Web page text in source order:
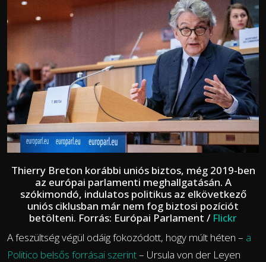
Thierry Breton korábbi uniós biztos, még 2019-ben
az európai parlamenti meghallgatásán. A
szókimondó, indulatos politikus az elkövetkező
uniós ciklusban már nem fog biztosi pozíciót
betölteni. Forrás: Európai Parlament / Flickr
A feszültség végül odáig fokozódott, hogy múlt héten – a
Politico belsős forrásai szerint– Ursula von der Leyen